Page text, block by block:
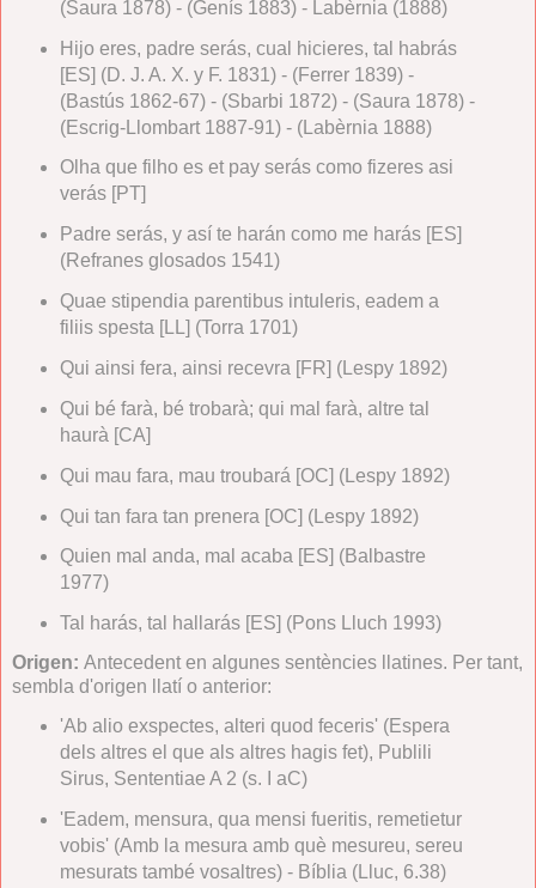
(Saura 1878) - (Genís 1883) - Labèrnia (1888)
Hijo eres, padre serás, cual hicieres, tal habrás
[ES] (D. J. A. X. y F. 1831) - (Ferrer 1839) -
(Bastús 1862-67) - (Sbarbi 1872) - (Saura 1878) -
(Escrig-Llombart 1887-91) - (Labèrnia 1888)
Olha que filho es et pay serás como fizeres asi
verás [PT]
Padre serás, y así te harán como me harás [ES]
(Refranes glosados 1541)
Quae stipendia parentibus intuleris, eadem a
filiis spesta [LL] (Torra 1701)
Qui ainsi fera, ainsi recevra [FR] (Lespy 1892)
Qui bé farà, bé trobarà; qui mal farà, altre tal
haurà [CA]
Qui mau fara, mau troubará [OC] (Lespy 1892)
Qui tan fara tan prenera [OC] (Lespy 1892)
Quien mal anda, mal acaba [ES] (Balbastre
1977)
Tal harás, tal hallarás [ES] (Pons Lluch 1993)
Origen: Antecedent en algunes sentències llatines. Per tant,
sembla d'origen llatí o anterior:
'Ab alio exspectes, alteri quod feceris' (Espera
dels altres el que als altres hagis fet), Publili
Sirus, Sententiae A 2 (s. I aC)
'Eadem, mensura, qua mensi fueritis, remetietur
vobis' (Amb la mesura amb què mesureu, sereu
mesurats també vosaltres) - Bíblia (Lluc, 6.38)